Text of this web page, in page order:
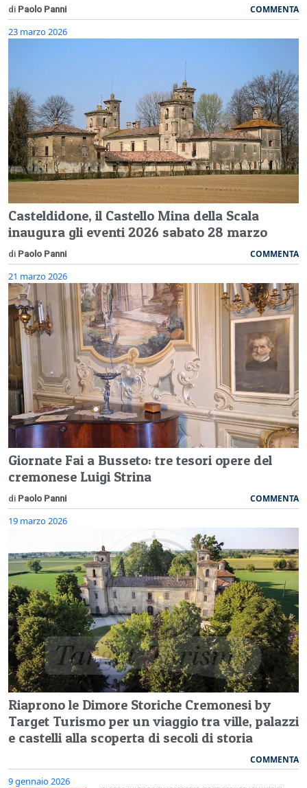
di Paolo Panni COMMENTA
23 marzo 2026
Casteldidone, il Castello Mina della Scala
inaugura gli eventi 2026 sabato 28 marzo
di Paolo Panni COMMENTA
21 marzo 2026
Giornate Fai a Busseto: tre tesori opere del
cremonese Luigi Strina
di Paolo Panni COMMENTA
19 marzo 2026
Riaprono le Dimore Storiche Cremonesi by
Target Turismo per un viaggio tra ville, palazzi
e castelli alla scoperta di secoli di storia
COMMENTA
9 gennaio 2026